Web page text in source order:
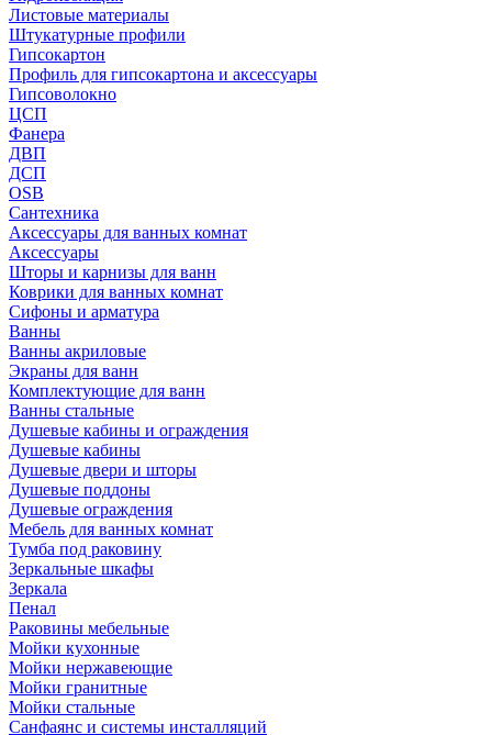
Листовые материалы
Штукатурные профили
Гипсокартон
Профиль для гипсокартона и аксессуары
Гипсоволокно
ЦСП
Фанера
ДВП
ДСП
OSB
Сантехника
Аксессуары для ванных комнат
Аксессуары
Шторы и карнизы для ванн
Коврики для ванных комнат
Сифоны и арматура
Ванны
Ванны акриловые
Экраны для ванн
Комплектующие для ванн
Ванны стальные
Душевые кабины и ограждения
Душевые кабины
Душевые двери и шторы
Душевые поддоны
Душевые ограждения
Мебель для ванных комнат
Тумба под раковину
Зеркальные шкафы
Зеркала
Пенал
Раковины мебельные
Мойки кухонные
Мойки нержавеющие
Мойки гранитные
Мойки стальные
Санфаянс и системы инсталляций